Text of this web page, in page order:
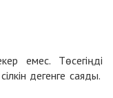
емес. Төсегіңді
дегенге саяды.